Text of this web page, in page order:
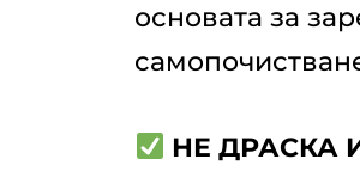
основата за
НЕ ДРАСКА